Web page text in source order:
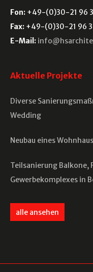
Fon: +49-(0)30-21 96
Fax: +49-(0)30-21 96
E-Mail:
Aktuelle Projekte
Diverse
Wedding
Neubau eines
Teilsanierung Balkone,
Gewerbekomplexes in
alle ansehen